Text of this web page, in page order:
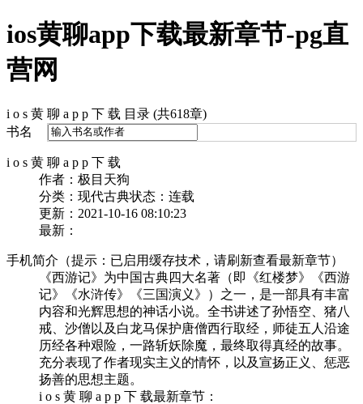
ios黄聊app下载最新章节-pg直
营网
i o s 黄 聊 a p p 下 载 目录 (共618章)
书名
i o s 黄 聊 a p p 下 载
作者：极目天狗
分类：现代古典状态：连载
更新：2021-10-16 08:10:23
最新：
手机简介（提示：已启用缓存技术，请刷新查看最新章节）
《西游记》为中国古典四大名著（即《红楼梦》《西游
记》《水浒传》《三国演义》）之一，是一部具有丰富
内容和光辉思想的神话小说。全书讲述了孙悟空、猪八
戒、沙僧以及白龙马保护唐僧西行取经，师徒五人沿途
历经各种艰险，一路斩妖除魔，最终取得真经的故事。
充分表现了作者现实主义的情怀，以及宣扬正义、惩恶
扬善的思想主题。
i o s 黄 聊 a p p 下 载最新章节：